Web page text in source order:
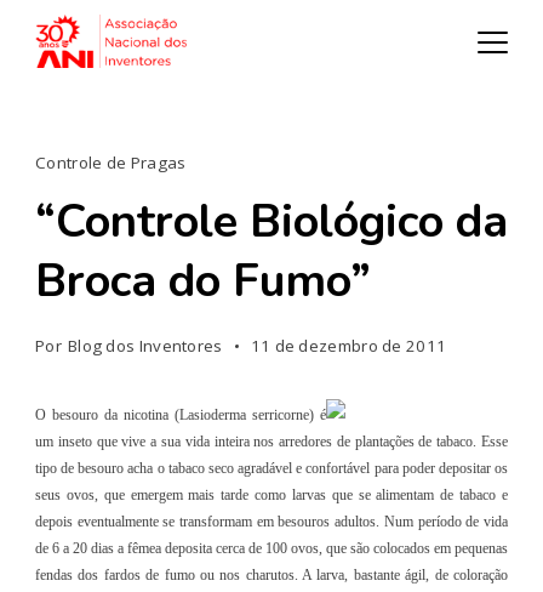
Controle de Pragas
“Controle Biológico da
Broca do Fumo”
Por Blog dos Inventores 11 de dezembro de 2011
O besouro da nicotina (Lasioderma serricorne) é
um inseto que vive a sua vida inteira nos arredores de plantações de tabaco. Esse
tipo de besouro acha o tabaco seco agradável e confortável para poder depositar os
seus ovos, que emergem mais tarde como larvas que se alimentam de tabaco e
depois eventualmente se transformam em besouros adultos. Num período de vida
de 6 a 20 dias a fêmea deposita cerca de 100 ovos, que são colocados em pequenas
fendas dos fardos de fumo ou nos charutos. A larva, bastante ágil, de coloração